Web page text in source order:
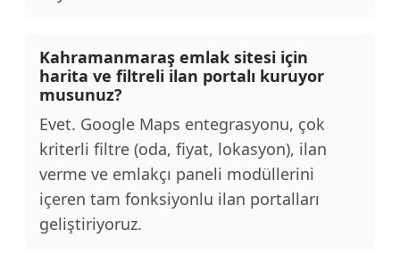
Kahramanmaraş emlak sitesi için
harita ve filtreli ilan portalı kuruyor
musunuz?
Evet. Google Maps entegrasyonu, çok
kriterli filtre (oda, fiyat, lokasyon), ilan
verme ve emlakçı paneli modüllerini
içeren tam fonksiyonlu ilan portalları
geliştiriyoruz.